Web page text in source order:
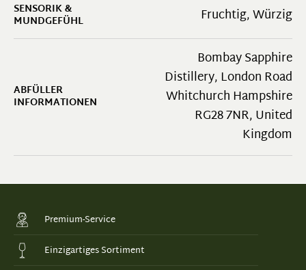
SENSORIK &
MUNDGEFÜHL Fruchtig, Würzig
ABFÜLLER
INFORMATIONEN
Bombay Sapphire
Distillery, London Road
Whitchurch Hampshire
RG28 7NR, United
Kingdom
Premium-Service
Einzigartiges Sortiment